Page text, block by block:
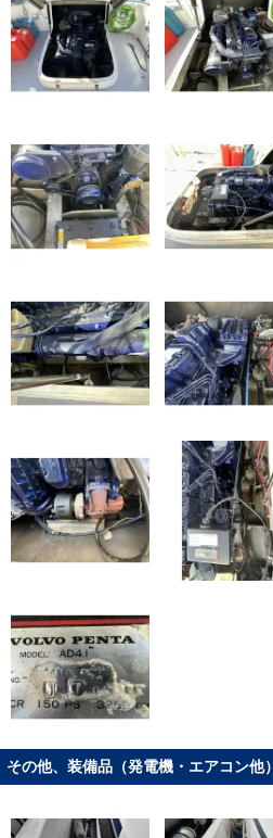
その他、装備品（発電機・エアコン他）